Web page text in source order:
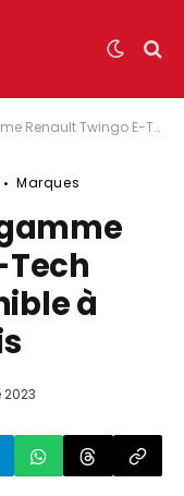
electric est disponible à partir de 40€/mois
Marques
Tech
à